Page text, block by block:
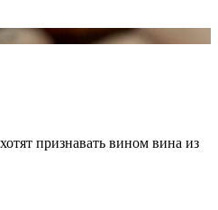
признавать вином вина из